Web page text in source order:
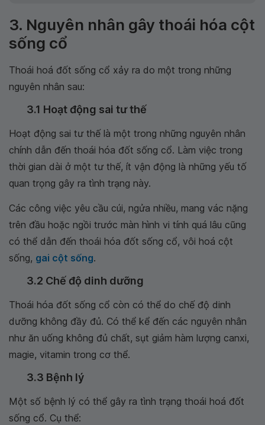
3. Nguyên nhân gây thoái hóa cột
sống cổ
Thoái hoá đốt sống cổ xảy ra do một trong những
nguyên nhân sau:
3.1 Hoạt động sai tư thế
Hoạt động sai tư thế là một trong những nguyên nhân
chính dẫn đến thoái hóa đốt sống cổ. Làm việc trong
thời gian dài ở một tư thế, ít vận động là những yếu tố
quan trọng gây ra tình trạng này.
Các công việc yêu cầu cúi, ngửa nhiều, mang vác nặng
trên đầu hoặc ngồi trước màn hình vi tính quá lâu cũng
có thể dẫn đến thoái hóa đốt sống cổ, vôi hoá cột
sống, gai cột sống.
3.2 Chế độ dinh dưỡng
Thoái hóa đốt sống cổ còn có thể do chế độ dinh
dưỡng không đầy đủ. Có thể kể đến các nguyên nhân
như ăn uống không đủ chất, sụt giảm hàm lượng canxi,
magie, vitamin trong cơ thể.
3.3 Bệnh lý
Một số bệnh lý có thể gây ra tình trạng thoái hoá đốt
sống cổ. Cụ thể: